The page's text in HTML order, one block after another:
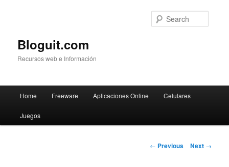
Bloguit.com
Recursos web e Información
Skip
to
Home Freeware Aplicaciones Online Celulares
Juegos
Post
← Previous Next →